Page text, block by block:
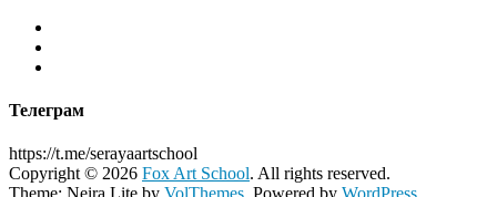
Телеграм
https://t.me/serayaartschool
Copyright © 2026 Fox Art School. All rights reserved.